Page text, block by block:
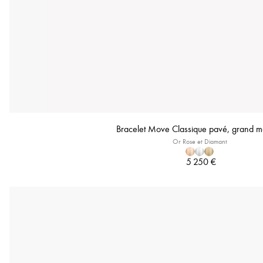
Bracelet Move Classique pavé, grand
Or Rose et Diamant
5 250 €